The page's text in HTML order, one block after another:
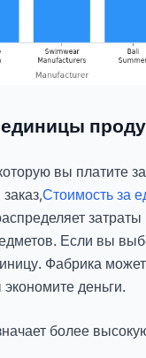
вы платите
Стоимость за
Если вы
Фабрика
деньги.
более